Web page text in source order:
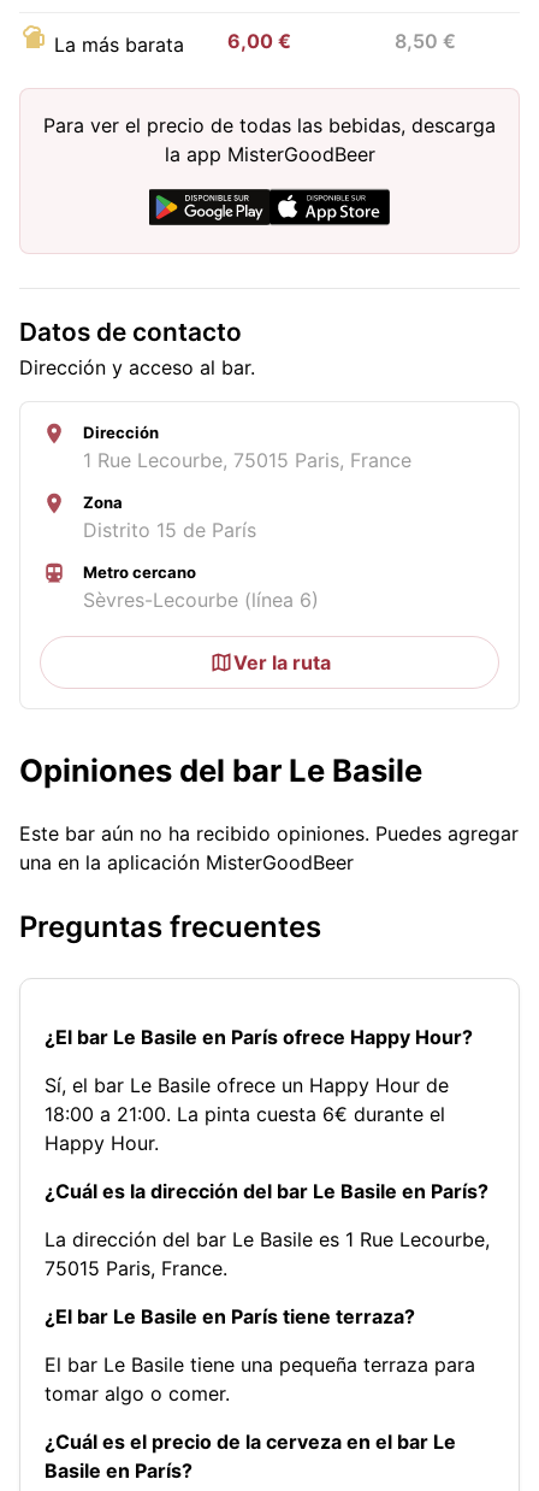
La más barata 6,00 € 8,50 €
Para ver el precio de todas las bebidas, descarga
la app MisterGoodBeer
Datos de contacto
Dirección y acceso al bar.
Dirección
1 Rue Lecourbe, 75015 Paris, France
Zona
Distrito 15 de París
Metro cercano
Sèvres-Lecourbe (línea 6)
Ver la ruta
Opiniones del bar Le Basile
Este bar aún no ha recibido opiniones. Puedes agregar
una en la aplicación MisterGoodBeer
Preguntas frecuentes
¿El bar Le Basile en París ofrece Happy Hour?
Sí, el bar Le Basile ofrece un Happy Hour de
18:00 a 21:00. La pinta cuesta 6€ durante el
Happy Hour.
¿Cuál es la dirección del bar Le Basile en París?
La dirección del bar Le Basile es 1 Rue Lecourbe,
75015 Paris, France.
¿El bar Le Basile en París tiene terraza?
El bar Le Basile tiene una pequeña terraza para
tomar algo o comer.
¿Cuál es el precio de la cerveza en el bar Le
Basile en París?